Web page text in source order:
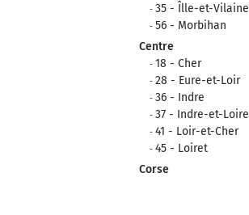
35 - Îlle-et-Vilaine
56 - Morbihan
Centre
18 - Cher
28 - Eure-et-Loir
36 - Indre
37 - Indre-et-Loire
41 - Loir-et-Cher
45 - Loiret
Corse